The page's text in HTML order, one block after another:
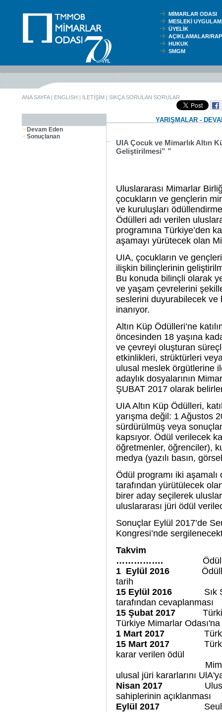
MİMARLAR ODASI
MESLEKİ
ÜYELİK
AÇIKLAMALAR/
HUKUK
SMGM
ANA SAYFA| ENGLISH | İLETİŞİM | SIKÇA SORULAN SORULAR
Devam Eden
Sonuçlanan
YARIŞMALAR -
UIA Çocuk ve Mimarlık Altın
Geliştirilmesi” ”
Uluslararası Mimarlar
çocukların ve gençlerin
ve kuruluşları
Ödülleri adı verilen
programına Türkiye’den
aşamayı yürütecek olan
UIA, çocukların ve
ilişkin bilinçlerinin
Bu konuda bilinçli olarak
ve yaşam çevrelerini
seslerini duyurabilecek ve
inanıyor.
Altın Küp Ödülleri’ne
öncesinden 18 yaşına
ve çevreyi oluşturan
etkinlikleri, strüktürleri
ulusal meslek örgütlerine
adaylık dosyalarının
ŞUBAT 2017 olarak
UIA Altın Küp Ödülleri,
yarışma değil: 1 Ağustos
sürdürülmüş veya
kapsıyor. Ödül verilecek
öğretmenler, öğrenciler),
medya (yazılı basın,
Ödül programı iki
tarafından yürütülecek
birer aday seçilerek
uluslararası jüri ödül
Sonuçlar Eylül 2017’de
Kongresi’nde
Takvim
…………….
1 Eylül 2016
tarih
15 Eylül 2016
Sık
tarafından cevaplanması
15 Şubat 2017
Türkiye Mimarlar
1 Mart 2017
15 Mart 2017
karar verilen ödül
Mimarlar Odası
ulusal jüri kararlarını
Nisan 2017
sahiplerinin açıklanması
Eylül 2017